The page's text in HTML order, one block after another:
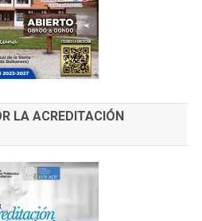
LA ACREDITACIÓN